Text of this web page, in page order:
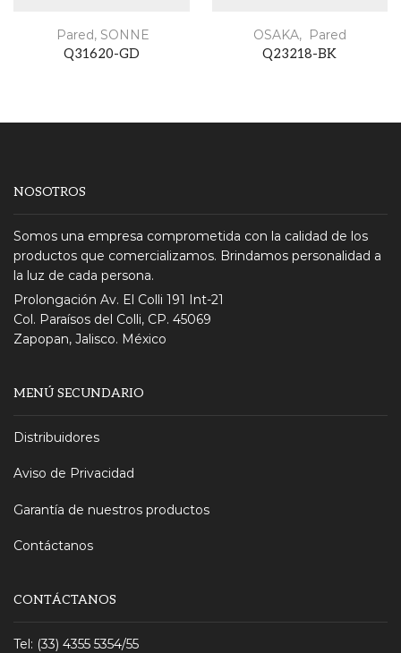
Pared, SONNE
Q31620-GD
OSAKA, Pared
Q23218-BK
NOSOTROS
Somos una empresa comprometida con la calidad de los
productos que comercializamos. Brindamos personalidad a
la luz de cada persona.
Prolongación Av. El Colli 191 Int-21
Col. Paraísos del Colli, CP. 45069
Zapopan, Jalisco. México
MENÚ SECUNDARIO
Distribuidores
Aviso de Privacidad
Garantía de nuestros productos
Contáctanos
CONTÁCTANOS
Tel: (33) 4355 5354/55